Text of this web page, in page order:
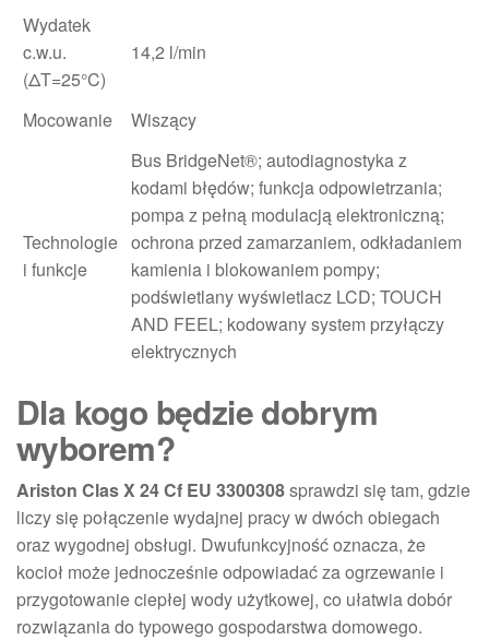
Wydatek
c.w.u.
(ΔT=25°C)
14,2 l/min
Mocowanie Wiszący
Technologie
i funkcje
Bus BridgeNet®; autodiagnostyka z
kodami błędów; funkcja odpowietrzania;
pompa z pełną modulacją elektroniczną;
ochrona przed zamarzaniem, odkładaniem
kamienia i blokowaniem pompy;
podświetlany wyświetlacz LCD; TOUCH
AND FEEL; kodowany system przyłączy
elektrycznych
Dla kogo będzie dobrym
wyborem?
Ariston Clas X 24 Cf EU 3300308sprawdzi się tam, gdzie
liczy się połączenie wydajnej pracy w dwóch obiegach
oraz wygodnej obsługi. Dwufunkcyjność oznacza, że
kocioł może jednocześnie odpowiadać za ogrzewanie i
przygotowanie ciepłej wody użytkowej, co ułatwia dobór
rozwiązania do typowego gospodarstwa domowego.